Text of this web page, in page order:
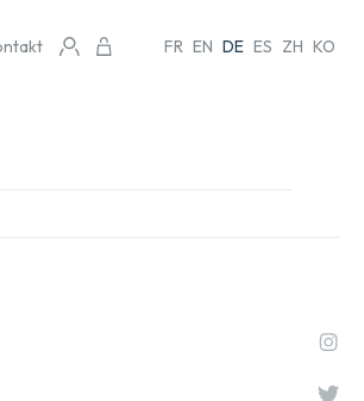
FR EN DE ES ZH KO